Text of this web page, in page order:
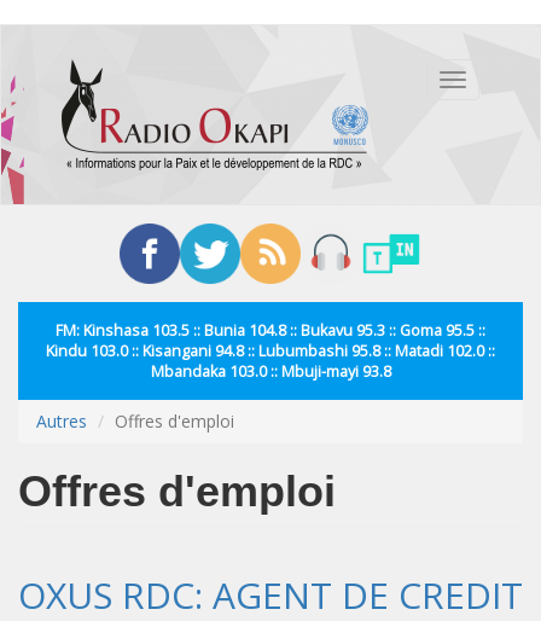
contenu
principal
Toggle
FM: Kinshasa 103.5 :: Bunia 104.8 :: Bukavu 95.3 :: Goma 95.5 ::
Kindu 103.0 :: Kisangani 94.8 :: Lubumbashi 95.8 :: Matadi 102.0 ::
Mbandaka 103.0 :: Mbuji-mayi 93.8
Autres Offres d'emploi
Offres d'emploi
OXUS RDC: AGENT DE CREDIT